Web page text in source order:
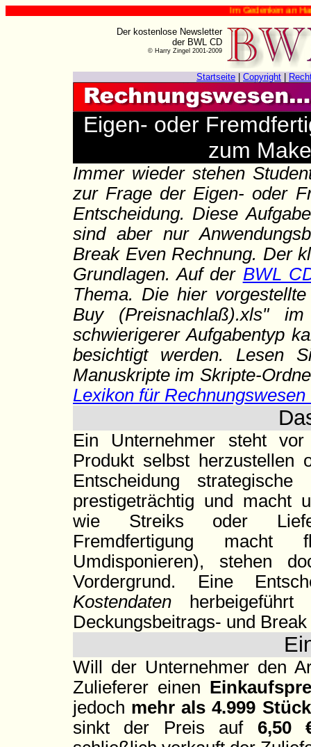
Im Gedenken an Harry Zingel (✟
Der kostenlose Newsletter
der BWL CD
© Harry Zingel 2001-2009
Startseite Copyright
Eigen- oder
zum
Immer wieder stehen
zur Frage der Eigen- oder
Entscheidung. Diese
sind aber nur
Break Even Rechnung. Der
Grundlagen. Auf der BWL
Thema. Die hier
Buy (Preisnachlaß).xls"
schwierigerer Aufgabentyp
besichtigt werden. Lesen
Manuskripte im Skripte-
Lexikon für
Ein Unternehmer steht
Produkt selbst herzustellen
Entscheidung
prestigeträchtig und macht
wie Streiks oder
Fremdfertigung macht
Umdisponieren), stehen
Vordergrund. Eine
Kostendaten
Deckungsbeitrags- und
Will der Unternehmer den
Zulieferer einen
jedoch mehr als 4.999
sinkt der Preis auf 6,50